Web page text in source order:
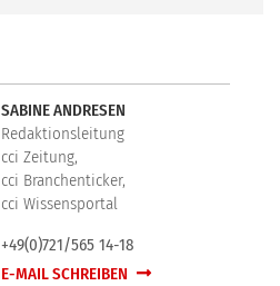
SABINE ANDRESEN
Redaktionsleitung
cci Zeitung,
cci Branchenticker,
cci Wissensportal
+49(0)721/565 14-18
E-MAIL SCHREIBEN